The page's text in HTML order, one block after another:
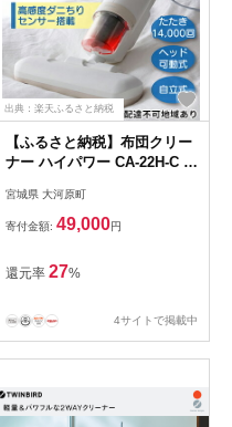
出典：楽天ふるさと納税
【ふるさと納税】布団クリー
ナー ハイパワー CA-22H-C ア
電 電化製品 布団掃除機 掃除
機 布団用 布団 ふとん ソファ
治 水洗い アイリス 宮城 宮城
県 大河原町
宮城県 大河原町
寄付金額: 49,000円
還元率 27%
4サイトで掲載中